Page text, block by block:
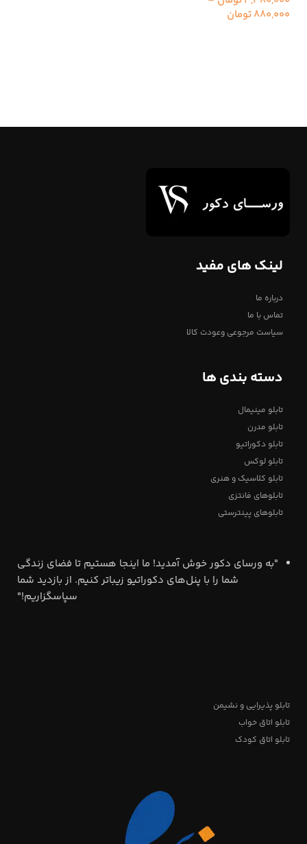
880,000تومان
لینک های مفید
درباره ما
تماس با ما
سیاست مرجوعی وعودت کالا
دسته بندی ها
تابلو مینیمال
تابلو مدرن
تابلو دکوراتیو
تابلو لوکس
تابلو کلاسیک و هنری
تابلوهای فانتزی
تابلوهای پینترستی
"به ورسای دکور خوش آمدید! ما اینجا هستیم تا فضای زندگی
شما را با پنل‌های دکوراتیو زیباتر کنیم. از بازدید شما
سپاسگزاریم!"
تابلو پذیرایی و نشیمن
تابلو اتاق خواب
تابلو اتاق کودک